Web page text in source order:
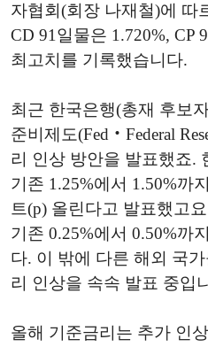
자협회(회장 나재철)에 따
CD 91일물은 1.720%, CP
최고치를 기록했습니다.
최근 한국은행(총재 후보
준비제도(Fed‧Federal
리 인상 방안을 발표했죠.
기존 1.25%에서 1.50%까
트(p) 올린다고 발표했고
기존 0.25%에서 0.50%까
다. 이 밖에 다른 해외 국
리 인상을 속속 발표 중입
올해 기준금리는 추가 인